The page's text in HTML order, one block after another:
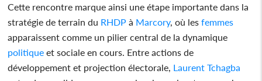
Cette rencontre marque ainsi une étape importante dans la
stratégie de terrain du RHDP à Marcory, où les femmes
apparaissent comme un pilier central de la dynamique
politique et sociale en cours. Entre actions de
développement et projection électorale, Laurent Tchagba